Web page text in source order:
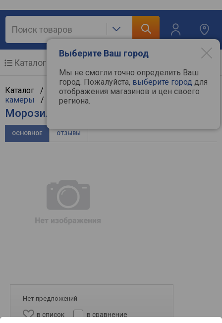
Выберите Ваш город
Мы не смогли точно определить Ваш
город. Пожалуйста, выберите город для
отображения магазинов и цен своего
региона.
Каталог
Каталог / Крупная бытовая техника/Морозильные
камеры
/ Atlantic
Морозильный ларь Atlantic ACF-331
ОСНОВНОЕ ОТЗЫВЫ
Нет предложений
в список в сравнение